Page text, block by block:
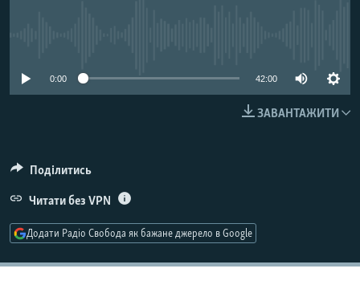
СПЕЦПРОЄКТИ
РУС
УКР
КТАТ
0:00 42:00
ЗАВАНТАЖИТИ
Поділитись
Читати без VPN
Додати Радіо Свобода як бажане джерело в Google